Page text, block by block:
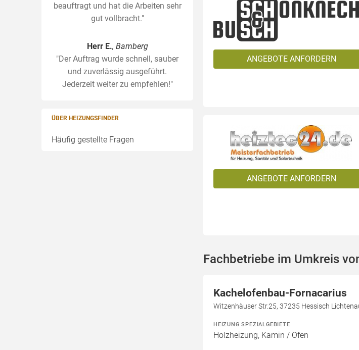
beauftragt und hat die Arbeiten sehr
gut vollbracht."
Herr E., Bamberg
"Der Auftrag wurde schnell, sauber
und zuverlässig ausgeführt.
Jederzeit weiter zu empfehlen!"
ÜBER HEIZUNGSFINDER
Häufig gestellte Fragen
ANGEBOTE ANFORDERN
ANGEBOTE ANFORDERN
Fachbetriebe im Umkreis
Kachelofenbau-Fornacarius
Witzenhäuser Str.25, 37235 Hessisch
HEIZUNG SPEZIALGEBIETE
Holzheizung, Kamin / Ofen